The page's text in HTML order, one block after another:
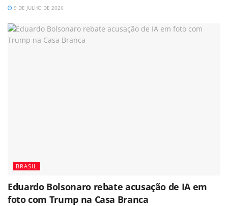
9 DE JULHO DE 2026
BRASIL
Eduardo Bolsonaro rebate acusação de IA em
foto com Trump na Casa Branca